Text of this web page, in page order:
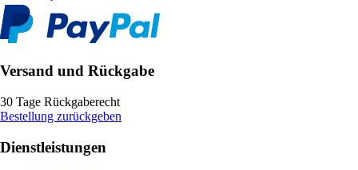
Versand und Rückgabe
30 Tage Rückgaberecht
Bestellung zurückgeben
Dienstleistungen